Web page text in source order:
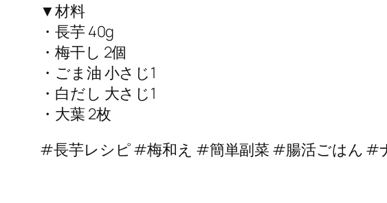
▼材料
・長芋 40g
・梅干し 2個
・ごま油 小さじ1
・白だし 大さじ1
・大葉 2枚
#長芋レシピ #梅和え #簡単副菜 #腸活ごはん #